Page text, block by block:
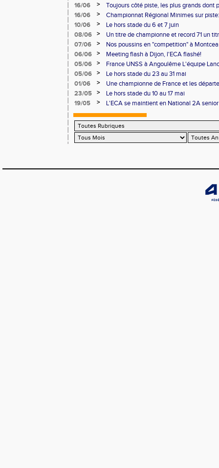
16/06
>
Toujours côté piste, les plus grands dont
Master et 20 ème perf française au triple
16/06 >
Championnat Régional Minimes sur
personnels
10/06 >
Le hors stade du 6 et 7 juin
08/06
>
Un titre de championne et record 71 un
l'ECAlité aux Regionaux d'Epreuves
07/06 >
Nos poussins en "competition" à
06/06
>
Meeting flash à Dijon, l'ECA flashé!
05/06
>
France UNSS à Angoulême L'équipe
podium
05/06 >
Le hors stade du 23 au 31 mai
01/06
>
Une championne de France et les
23/05
>
Le hors stade du 10 au 17 mai
19/05
> L'ECA se maintient en National 2A